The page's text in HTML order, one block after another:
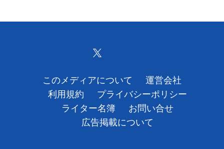
このメディアについて
運営会社
利用規約
プライバシーポリシー
ライター名簿
お問い合せ
広告掲載について